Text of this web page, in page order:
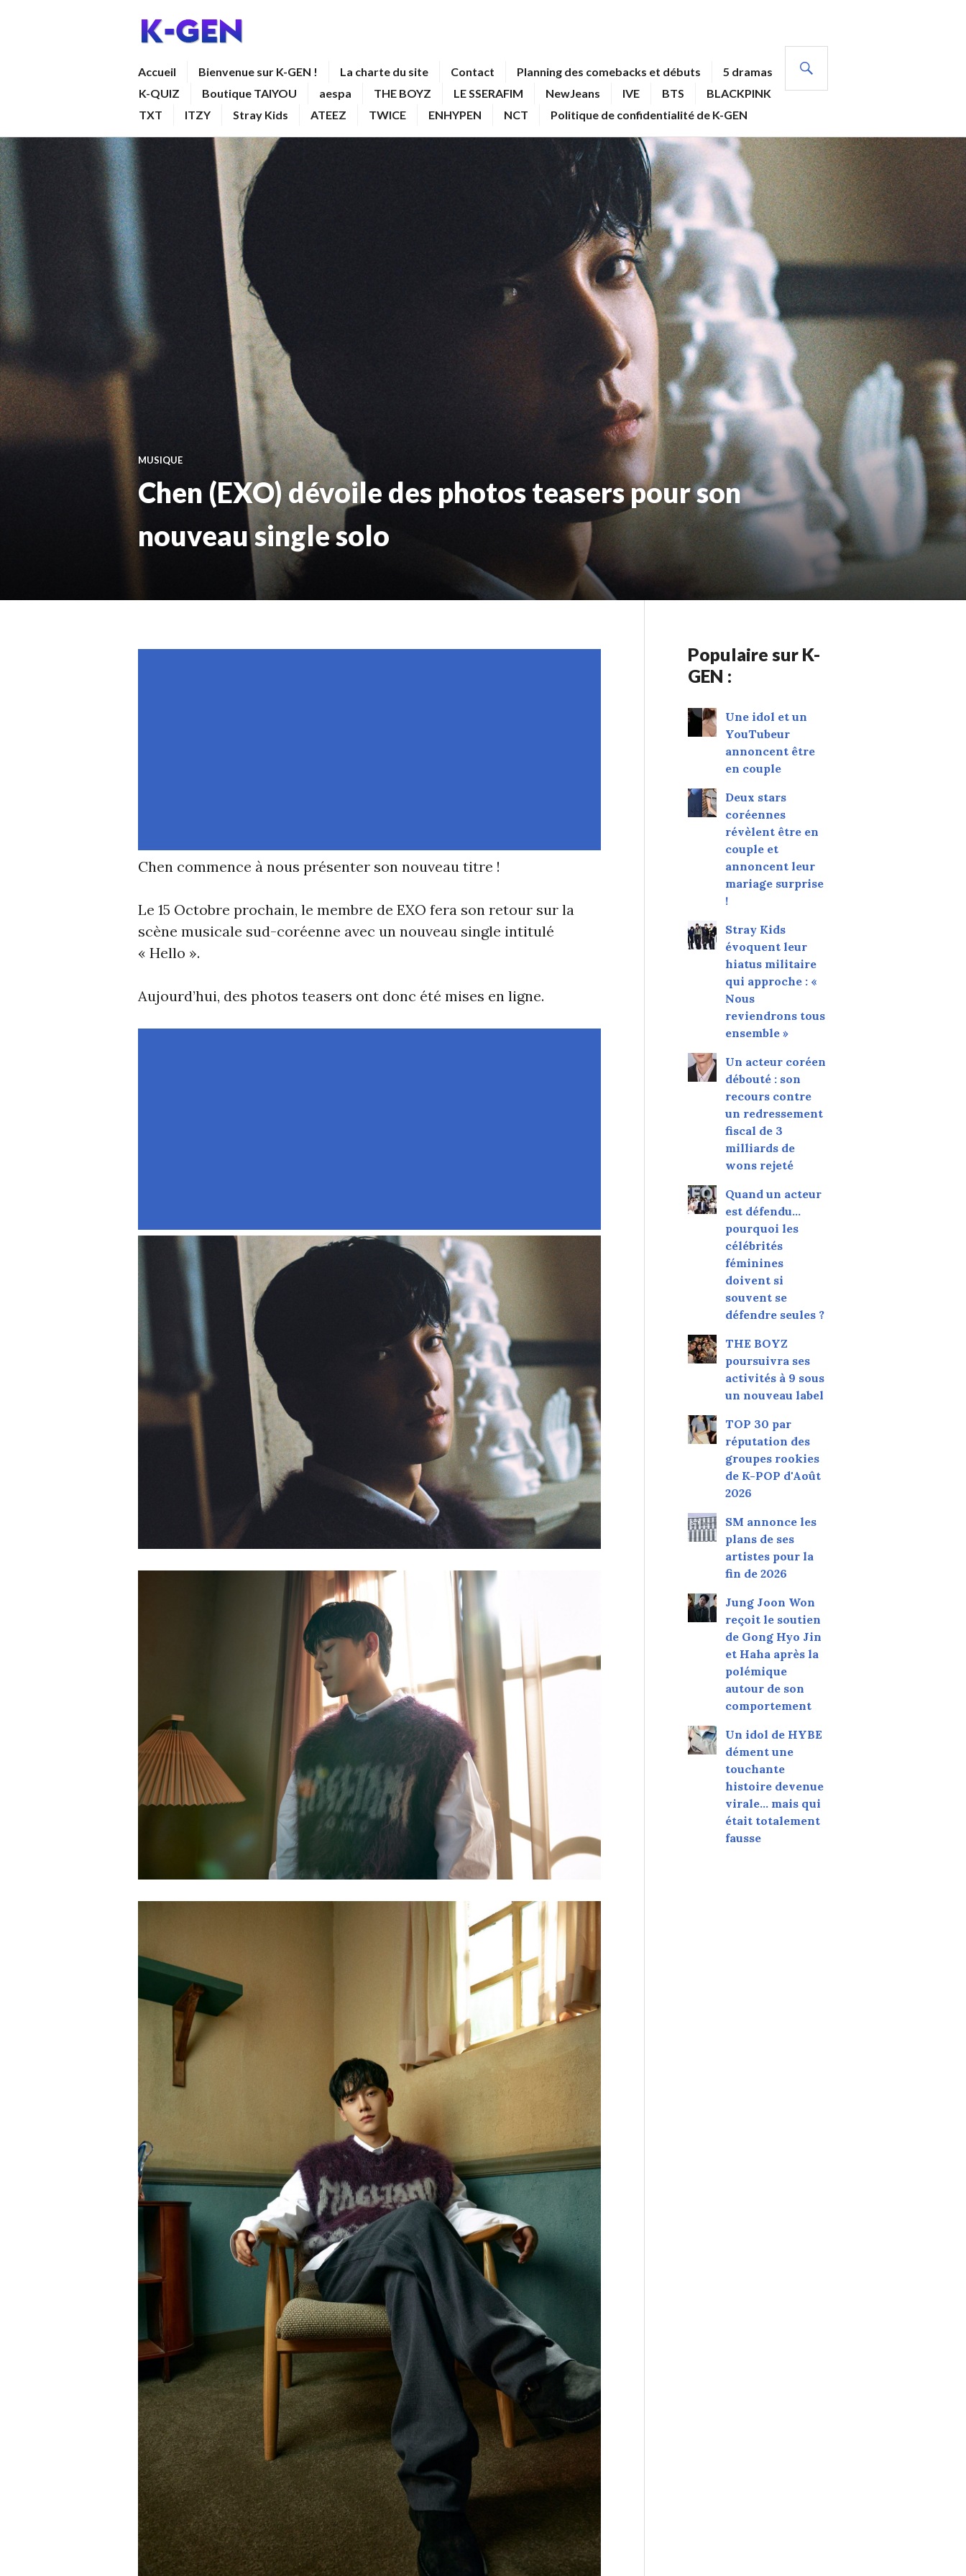
Accueil Bienvenue sur K-GEN ! La charte du site Contact Planning des comebacks et débuts
5 dramas
K-QUIZ
Boutique TAIYOU aespa THE BOYZ LE SSERAFIM NewJeans IVE BTS
BLACKPINK
TXT
ITZY Stray Kids ATEEZ TWICE ENHYPEN NCT Politique de confidentialité de K-GEN
MUSIQUE
Chen (EXO) dévoile des photos teasers pour son
nouveau single solo
Chen commence à nous présenter son nouveau titre !
Le 15 Octobre prochain, le membre de EXO fera son retour sur la
scène musicale sud-coréenne avec un nouveau single intitulé
« Hello ».
Aujourd’hui, des photos teasers ont donc été mises en ligne.
Populaire sur K-
GEN :
Une idol et un
YouTubeur
annoncent être
en couple
Deux stars
coréennes
révèlent être en
couple et
annoncent leur
mariage surprise
!
Stray Kids
évoquent leur
hiatus militaire
qui approche : «
Nous
reviendrons tous
ensemble »
Un acteur coréen
débouté : son
recours contre
un redressement
fiscal de 3
milliards de
wons rejeté
Quand un acteur
est défendu…
pourquoi les
célébrités
féminines
doivent si
souvent se
défendre seules ?
THE BOYZ
poursuivra ses
activités à 9 sous
un nouveau label
TOP 30 par
réputation des
groupes rookies
de K-POP d'Août
2026
SM annonce les
plans de ses
artistes pour la
fin de 2026
Jung Joon Won
reçoit le soutien
de Gong Hyo Jin
et Haha après la
polémique
autour de son
comportement
Un idol de HYBE
dément une
touchante
histoire devenue
virale... mais qui
était totalement
fausse